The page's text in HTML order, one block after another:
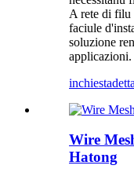
A rete di filu
faciule
soluzione
applicazioni.
inchiesta
Wire
Hatong